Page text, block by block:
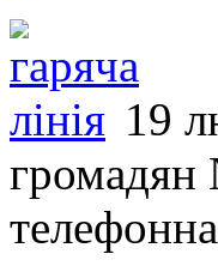
19
громадян